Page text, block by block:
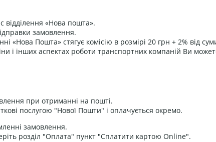
відділення «Нова пошта».
замовлення.
«Нова Пошта» стягує комісію в розмірі 20 грн + 2% від
і інших аспектах роботи транспортних компаній Ви
при отриманні на пошті.
послугою "Нової Пошти" і оплачується окремо.
замовлення.
розділ "Оплата" пункт "Сплатити картою Online".